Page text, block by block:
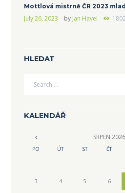
Mottlová mistrně ČR 2023
July 26, 2023 by Jan Havel 1802
HLEDAT
KALENDÁŘ
SRPEN 2026
PO ÚT ST ČT
3 4 5 6